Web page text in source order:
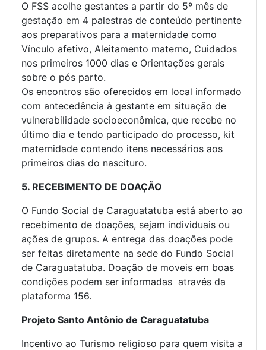
O FSS acolhe gestantes a partir do 5º mês de
gestação em 4 palestras de conteúdo pertinente
aos preparativos para a maternidade como
Vínculo afetivo, Aleitamento materno, Cuidados
nos primeiros 1000 dias e Orientações gerais
sobre o pós parto.
Os encontros são oferecidos em local informado
com antecedência à gestante em situação de
vulnerabilidade socioeconômica, que recebe no
último dia e tendo participado do processo, kit
maternidade contendo itens necessários aos
primeiros dias do nascituro.
5. RECEBIMENTO DE DOAÇÃO
O Fundo Social de Caraguatatuba está aberto ao
recebimento de doações, sejam individuais ou
ações de grupos. A entrega das doações pode
ser feitas diretamente na sede do Fundo Social
de Caraguatatuba. Doação de moveis em boas
condições podem ser informadas através da
plataforma 156.
Projeto Santo Antônio de Caraguatatuba
Incentivo ao Turismo religioso para quem visita a